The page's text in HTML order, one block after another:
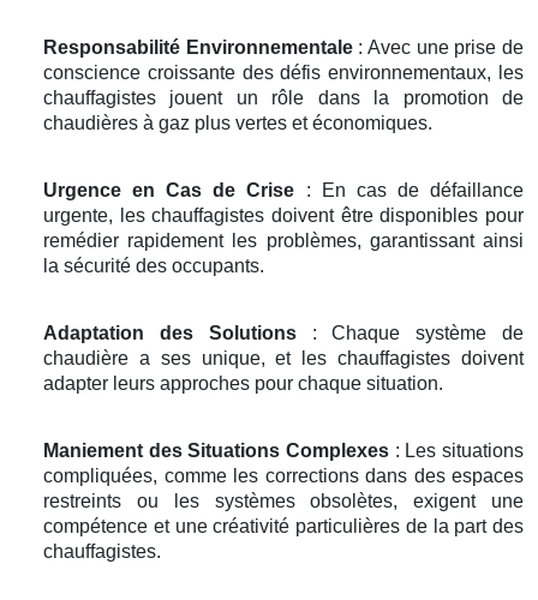
Responsabilité Environnementale: Avec une prise de
conscience croissante des défis environnementaux, les
chauffagistes jouent un rôle dans la promotion de
chaudières à gaz plus vertes et économiques.
Urgence en Cas de Crise : En cas de défaillance
urgente, les chauffagistes doivent être disponibles pour
remédier rapidement les problèmes, garantissant ainsi
la sécurité des occupants.
Adaptation des Solutions: Chaque système de
chaudière a ses unique, et les chauffagistes doivent
adapter leurs approches pour chaque situation.
Maniement des Situations Complexes : Les situations
compliquées, comme les corrections dans des espaces
restreints ou les systèmes obsolètes, exigent une
compétence et une créativité particulières de la part des
chauffagistes.